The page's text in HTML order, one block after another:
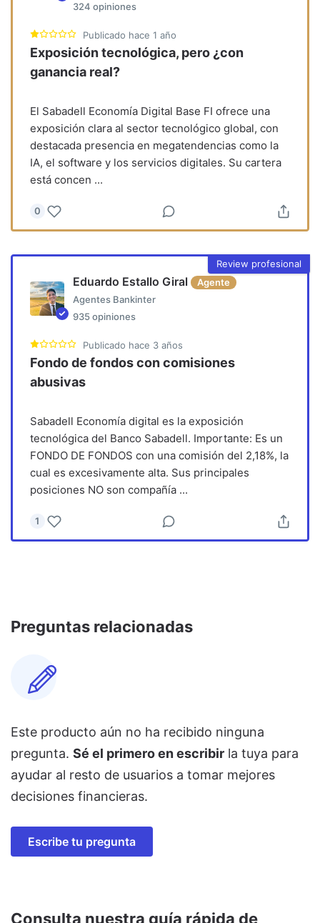
324 opiniones
Publicado hace 1 año
Exposición tecnológica, pero ¿con
ganancia real?
El Sabadell Economía Digital Base FI ofrece una
exposición clara al sector tecnológico global, con
destacada presencia en megatendencias como la
IA, el software y los servicios digitales. Su cartera
está concen ...
0
Review profesional
Eduardo Estallo Giral
Agente
Agentes Bankinter
935 opiniones
Publicado hace 3 años
Fondo de fondos con comisiones
abusivas
Sabadell Economía digital es la exposición
tecnológica del Banco Sabadell. Importante: Es un
FONDO DE FONDOS con una comisión del 2,18%, la
cual es excesivamente alta. Sus principales
posiciones NO son compañía...
1
Preguntas relacionadas
Este producto aún no ha recibido ninguna
pregunta. Sé el primero en escribir la tuya para
ayudar al resto de usuarios a tomar mejores
decisiones financieras.
Escribe tu pregunta
Consulta nuestra guía rápida de